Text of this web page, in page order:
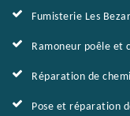
Fumisterie Les
Ramoneur poêle et
Réparation de
Pose et réparation